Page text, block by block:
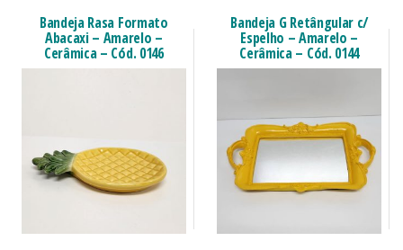
Bandeja Rasa Formato
Abacaxi – Amarelo –
Cerâmica – Cód. 0146
Bandeja G Retângular c/
Espelho – Amarelo –
Cerâmica – Cód. 0144